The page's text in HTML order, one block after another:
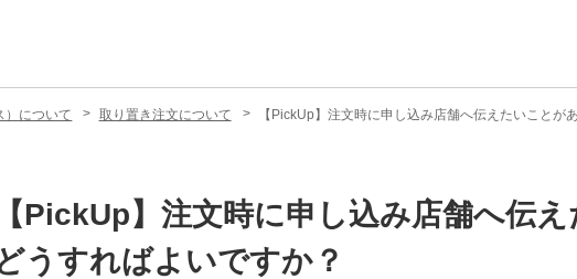
）について 取り置き注文について 【PickUp】注文時に申し込み店舗へ伝えたいことが
【PickUp】注文時に申し込み店舗へ伝
うすればよいですか？